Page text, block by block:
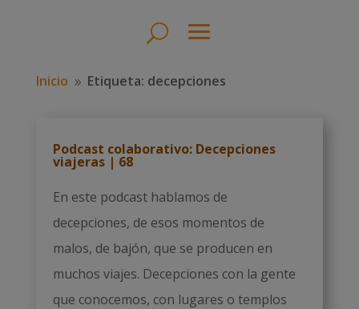
Inicio 9 Etiqueta: decepciones
Podcast colaborativo: Decepciones
viajeras | 68
En este podcast hablamos de
decepciones, de esos momentos de
malos, de bajón, que se producen en
muchos viajes. Decepciones con la gente
que conocemos, con lugares o templos